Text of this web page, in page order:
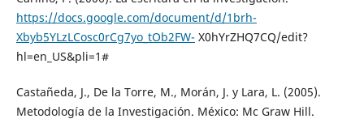
https://docs.google.com/document/d/1brh-
Xbyb5YLzLCosc0rCg7yo_tOb2FW- X0hYrZHQ7CQ/edit?
hl=en_US&pli=1#
Castañeda, J., De la Torre, M., Morán, J. y Lara, L. (2005).
Metodología de la Investigación. México: Mc Graw Hill.